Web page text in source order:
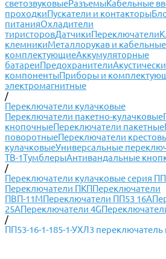
светозвуковыеРазъемыКабельные
проходкиПускатели и контакторы
питанияОхладители
тиристоровДатчикиПереключатели
клемникиМеталлорукав и
комплектующиеАккумуляторные
батареиПредохранители
компонентыПриборы и
электромагнитные
/
Переключатели кулачковые
Переключатели пакетно-кулачковые
кнопочныеПереключатели пакетные
поворотныеПереключатели
кулачковыеУниверсальные
ТВ-1ТумблерыАнтивандальные
/
Переключатели кулачковые серия
Переключатели ПКППереключатели
ПВП-11МПереключатели ПП53 16А
25АПереключатели 4G
/
ПП53-16-1-185-1-УХЛ3 переключатель